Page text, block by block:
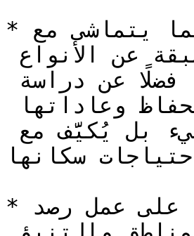
*تتضمن منهجية التنوع البيولوجي، بما يتماشى مع
احتياجات سكانها.*
*وفي هذا الإطار، يجب أن أؤكد أيضًا على عمل رصد